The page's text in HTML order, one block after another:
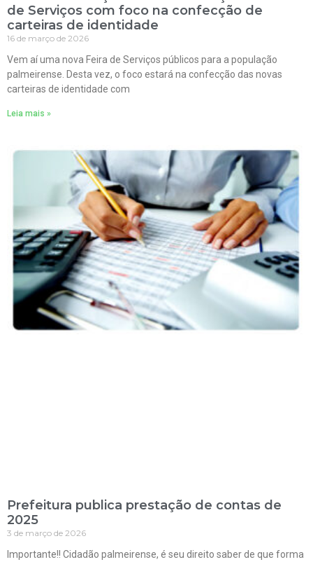
de Serviços com foco na confecção de
carteiras de identidade
16 de março de 2026
Vem aí uma nova Feira de Serviços públicos para a população
palmeirense. Desta vez, o foco estará na confecção das novas
carteiras de identidade com
Leia mais »
Prefeitura publica prestação de contas de
2025
3 de março de 2026
Importante!! Cidadão palmeirense, é seu direito saber de que forma